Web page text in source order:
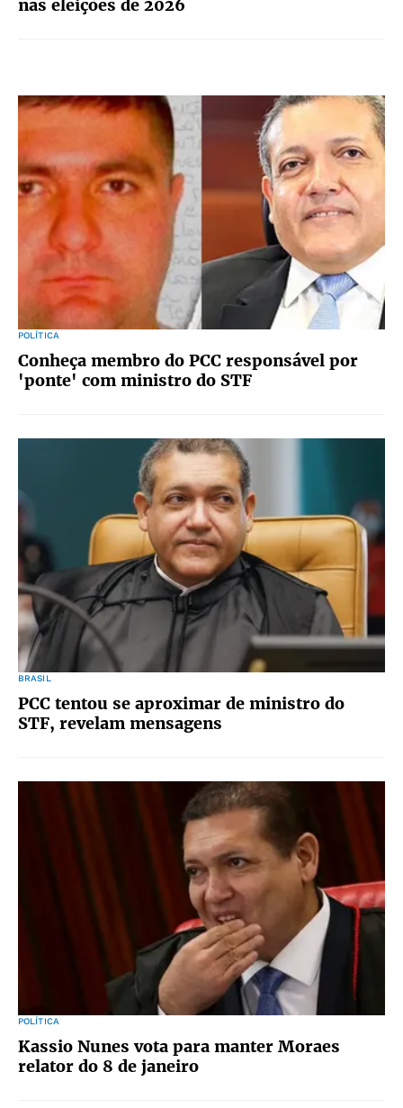
nas eleições de 2026
POLÍTICA
Conheça membro do PCC responsável por
'ponte' com ministro do STF
BRASIL
PCC tentou se aproximar de ministro do
STF, revelam mensagens
POLÍTICA
Kassio Nunes vota para manter Moraes
relator do 8 de janeiro